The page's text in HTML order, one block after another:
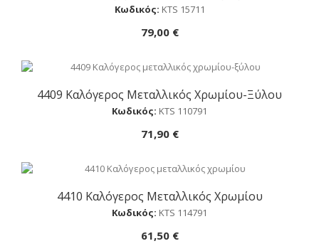
Κωδικός: ΚTS 15711
79,00 €
Αγορά
4409 Καλόγερος Μεταλλικός Χρωμίου-Ξύλου
Κωδικός: ΚTS 110791
71,90 €
Αγορά
4410 Καλόγερος Μεταλλικός Χρωμίου
Κωδικός: ΚTS 114791
61,50 €